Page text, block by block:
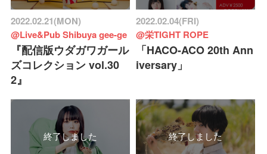
2022.02.21(MON)
@Live&Pub Shibuya gee-ge
『配信版ウダガワガール
ズコレクション vol.30
2』
2022.02.04(FRI)
@栄TIGHT ROPE
「HACO-ACO 20th Ann
iversary」
終了しました 終了しました